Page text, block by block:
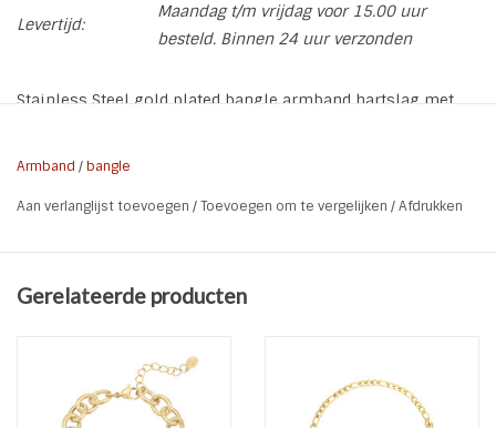
Levertijd:
Maandag t/m vrijdag voor 15.00 uur
besteld. Binnen 24 uur verzonden
Stainless Steel gold plated bangle armband hartslag met
* Soort: Bangle | Armband
Armband /bangle
Aan verlanglijst toevoegen /Toevoegen om te vergelijken /Afdrukken
Gerelateerde producten